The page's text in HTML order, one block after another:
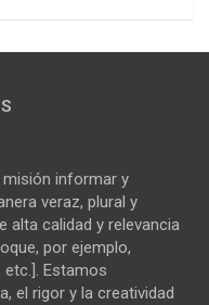
informar y
veraz, plural y
alta calidad y relevancia
por ejemplo,
Estamos
el rigor y la creatividad